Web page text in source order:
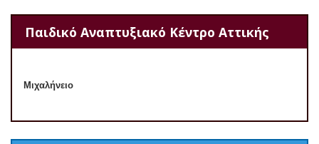
Παιδικό Αναπτυξιακό Κέντρο Αττικής
Μιχαλήνειο